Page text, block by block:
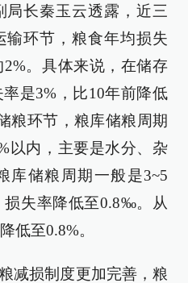
局长秦玉云透露，近三
输环节，粮食年均损失
。具体来说，在储存
是3%，比10年前降低
粮环节，粮库储粮周期
以内，主要是水分、杂
库储粮周期一般是3~5
损失率降低至0.8‰。从
低至0.8%。
减损制度更加完善，粮